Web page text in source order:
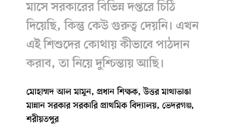
মাসে সরকারের বিভিন্ন দপ্তরে চিঠি
দিয়েছি, কিন্তু কেউ গুরুত্ব দেয়নি। এখন
এই শিশুদের কোথায় কীভাবে পাঠদান
করাব, তা নিয়ে দুশ্চিন্তায় আছি।
মোহাম্মদ আল মামুন, প্রধান শিক্ষক, উত্তর মাথাভাঙা
মান্নান সরকার সরকারি প্রাথমিক বিদ্যালয়, ভেদরগঞ্জ,
শরীয়তপুর